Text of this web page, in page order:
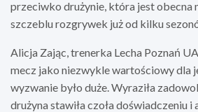
przeciwko drużynie, która jest obecna
szczeblu rozgrywek już od kilku
Alicja Zając, trenerka Lecha Poznań
mecz jako niezwykle wartościowy dla
wyzwanie było duże. Wyraziła
drużyna stawiła czoła doświadczeniu